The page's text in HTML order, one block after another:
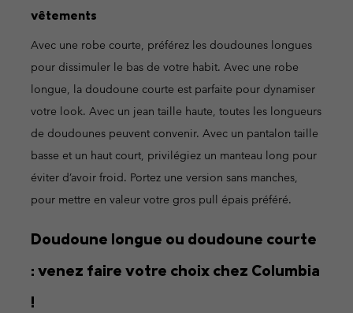
vêtements
Avec une robe courte, préférez les doudounes longues
pour dissimuler le bas de votre habit. Avec une robe
longue, la doudoune courte est parfaite pour dynamiser
votre look. Avec un jean taille haute, toutes les longueurs
de doudounes peuvent convenir. Avec un pantalon taille
basse et un haut court, privilégiez un manteau long pour
éviter d’avoir froid. Portez une version sans manches,
pour mettre en valeur votre gros pull épais préféré.
Doudoune longue ou doudoune courte
: venez faire votre choix chez Columbia
!